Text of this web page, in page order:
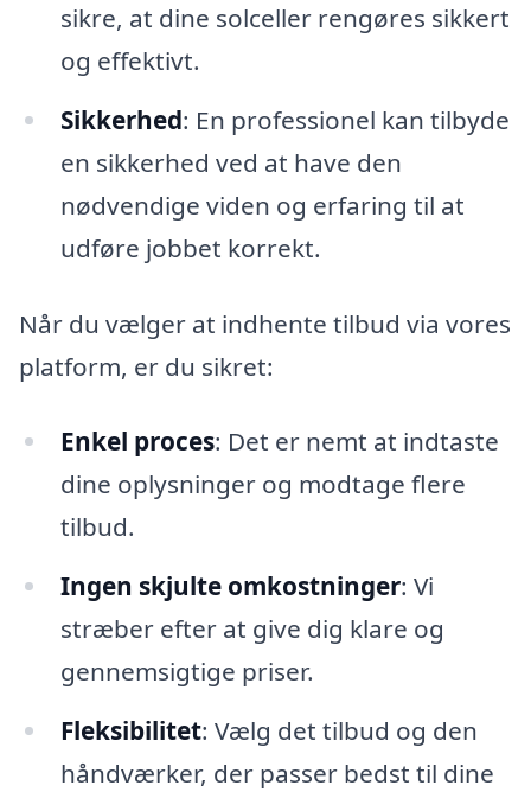
sikre, at dine solceller rengøres sikkert
og effektivt.
Sikkerhed: En professionel kan tilbyde
en sikkerhed ved at have den
nødvendige viden og erfaring til at
udføre jobbet korrekt.
Når du vælger at indhente tilbud via vores
platform, er du sikret:
Enkel proces: Det er nemt at indtaste
dine oplysninger og modtage flere
tilbud.
Ingen skjulte omkostninger: Vi
stræber efter at give dig klare og
gennemsigtige priser.
Fleksibilitet: Vælg det tilbud og den
håndværker, der passer bedst til dine